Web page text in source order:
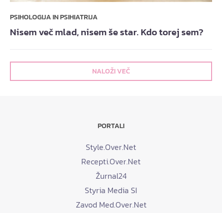
PSIHOLOGIJA IN PSIHIATRIJA
Nisem več mlad, nisem še star. Kdo torej sem?
NALOŽI VEČ
PORTALI
Style.Over.Net
Recepti.Over.Net
Žurnal24
Styria Media SI
Zavod Med.Over.Net